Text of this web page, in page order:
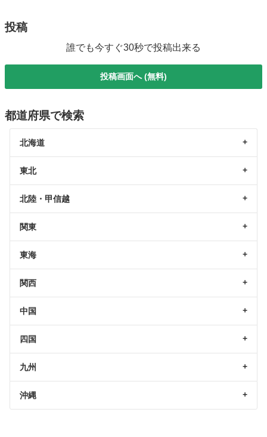
投稿
誰でも今すぐ30秒で投稿出来る
投稿画面へ (無料)
都道府県で検索
北海道
東北
北陸・甲信越
関東
東海
関西
中国
四国
九州
沖縄